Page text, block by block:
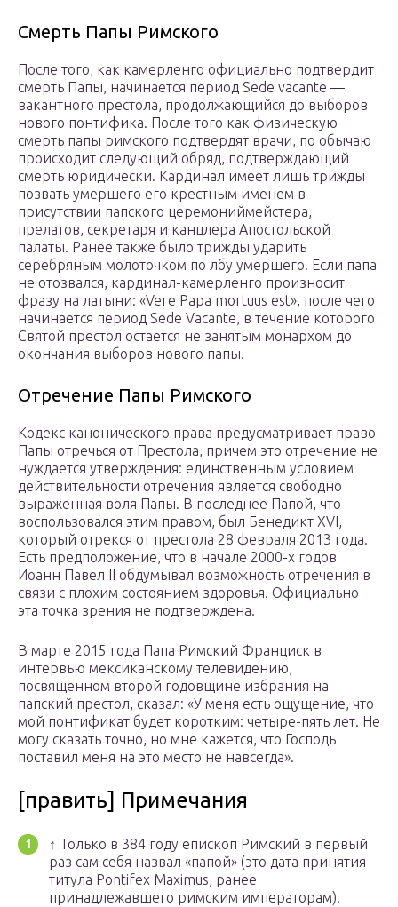
Смерть Папы Римского
После того, как камерленго официально подтвердит
смерть Папы, начинается период Sede vacante —
вакантного престола, продолжающийся до выборов
нового понтифика. После того как физическую
смерть папы римского подтвердят врачи, по обычаю
происходит следующий обряд, подтверждающий
смерть юридически. Кардинал имеет лишь трижды
позвать умершего его крестным именем в
присутствии папского церемониймейстера,
прелатов, секретаря и канцлера Апостольской
палаты. Ранее также было трижды ударить
серебряным молоточком по лбу умершего. Если папа
не отозвался, кардинал-камерленго произносит
фразу на латыни: «Vere Papa mortuus est», после чего
начинается период Sede Vacante, в течение которого
Святой престол остается не занятым монархом до
окончания выборов нового папы.
Отречение Папы Римского
Кодекс канонического права предусматривает право
Папы отречься от Престола, причем это отречение не
нуждается утверждения: единственным условием
действительности отречения является свободно
выраженная воля Папы. В последнее Папой, что
воспользовался этим правом, был Бенедикт XVI,
который отрекся от престола 28 февраля 2013 года.
Есть предположение, что в начале 2000-х годов
Иоанн Павел II обдумывал возможность отречения в
связи с плохим состоянием здоровья. Официально
эта точка зрения не подтверждена.
В марте 2015 года Папа Римский Франциск в
интервью мексиканскому телевидению,
посвященном второй годовщине избрания на
папский престол, сказал: «У меня есть ощущение, что
мой понтификат будет коротким: четыре-пять лет. Не
могу сказать точно, но мне кажется, что Господь
поставил меня на это место не навсегда».
[править] Примечания
↑ Только в 384 году епископ Римский в первый
раз сам себя назвал «папой» (это дата принятия
титула Pontifex Maximus, ранее
принадлежавшего римским императорам).